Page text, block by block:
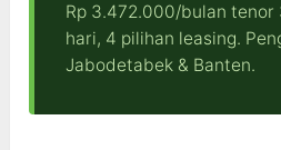
Rp 3.472.000/bulan tenor
hari, 4 pilihan leasing.
Jabodetabek & Banten.